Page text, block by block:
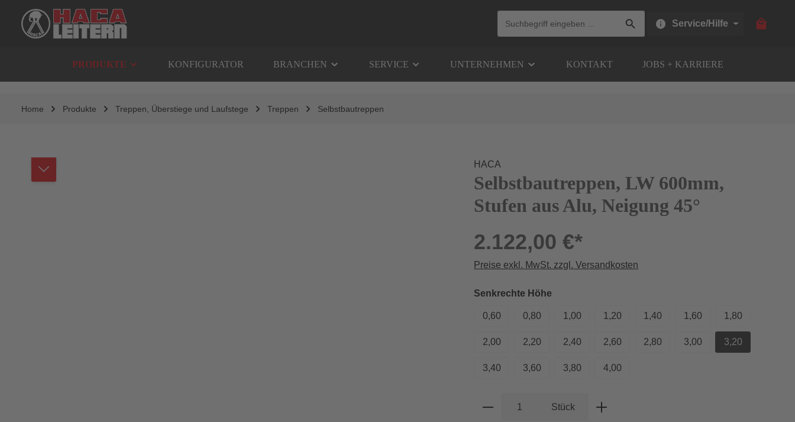
Zur Hauptnavigation springen
Service/Hilfe
PRODUKTE KONFIGURATOR BRANCHEN SERVICE UNTERNEHMEN KONTAKT JOBS + KARRIERE
Home Produkte Treppen, Überstiege und Laufstege Treppen Selbstbautreppen
HACA
Selbstbautreppen, LW 600mm,
Stufen aus Alu, Neigung 45°
2.122,00 €*
Preise exkl. MwSt. zzgl. Versandkosten
Senkrechte Höhe
0,60 0,80 1,00 1,20 1,40 1,60 1,80
2,00 2,20 2,40 2,60 2,80 3,00 3,20
3,40 3,60 3,80 4,00
Produkt Anzahl: Gib den gewünschten Wert ein
Stück